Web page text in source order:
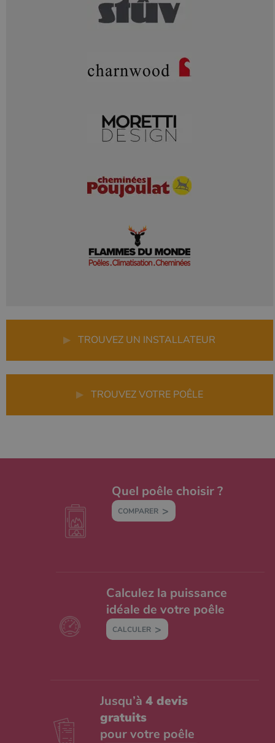
▶ TROUVEZ UN INSTALLATEUR
▶ TROUVEZ VOTRE POÊLE
Quel poêle choisir ?
COMPARER
Calculez la puissance
idéale de votre poêle
CALCULER
Jusqu’à4 devis
gratuits
pour votre poêle